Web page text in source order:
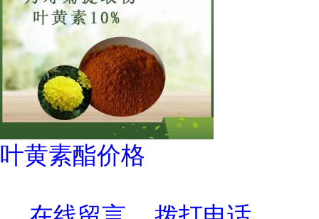
叶黄素酯价格